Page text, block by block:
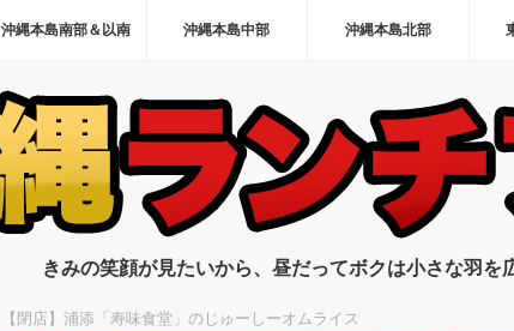
沖縄本島南部＆以南 沖縄本島中部 沖縄本島北部
きみの笑顔が見たいから、昼だってボクは小さな羽を
【閉店】浦添「寿味食堂」のじゅーしーオムライス